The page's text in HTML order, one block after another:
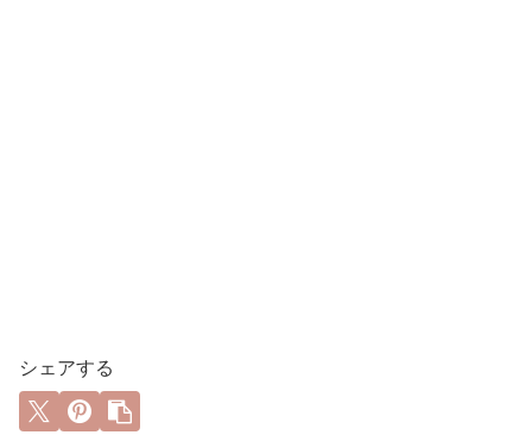
シェアする